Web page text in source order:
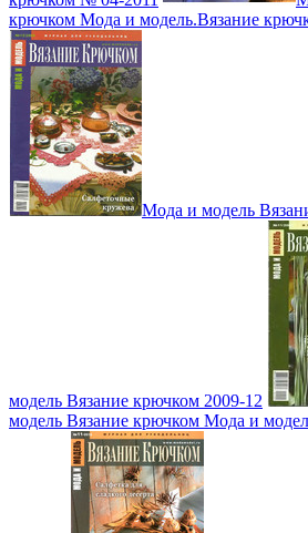
крючком Мода и модель.Вязание
Мода и модель
модель Вязание крючком 2009-12
модель Вязание крючком Мода и